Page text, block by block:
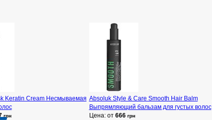
Keratin Cream Несмываемая
грн
Absoluk Style & Care Smooth Hair Balm
Выпрямляющий бальзам для густых волос
Цена: от 666 грн